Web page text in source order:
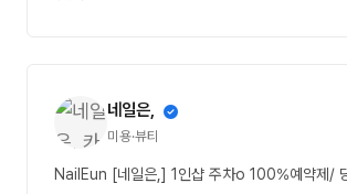
네일은,
미용·뷰티
NailEun [네일은,] 1인샵 주차o 100%예약제/